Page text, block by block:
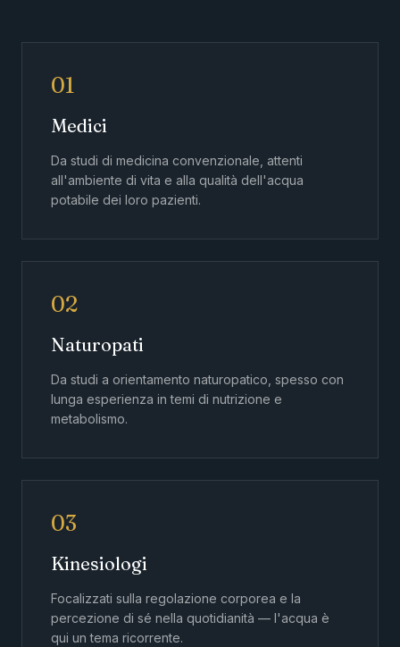
01
Medici
Da studi di medicina convenzionale, attenti
all'ambiente di vita e alla qualità dell'acqua
potabile dei loro pazienti.
02
Naturopati
Da studi a orientamento naturopatico, spesso con
lunga esperienza in temi di nutrizione e
metabolismo.
03
Kinesiologi
Focalizzati sulla regolazione corporea e la
percezione di sé nella quotidianità — l'acqua è
qui un tema ricorrente.